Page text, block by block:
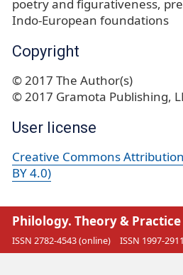
poetry and figurativeness
Indo-European foundations
Copyright
© 2017 The Author(s)
© 2017 Gramota Publishing,
User license
Creative Commons
BY 4.0)
Philology. Theory & Practice
ISSN 2782-4543 (online) ISSN 1997-